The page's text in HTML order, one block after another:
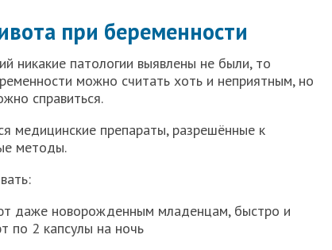
при беременности
никакие патологии выявлены не были, то
можно считать хоть и неприятным, но
справиться.
медицинские препараты, разрешённые к
методы.
даже новорожденным младенцам, быстро и
по 2 капсулы на ночь